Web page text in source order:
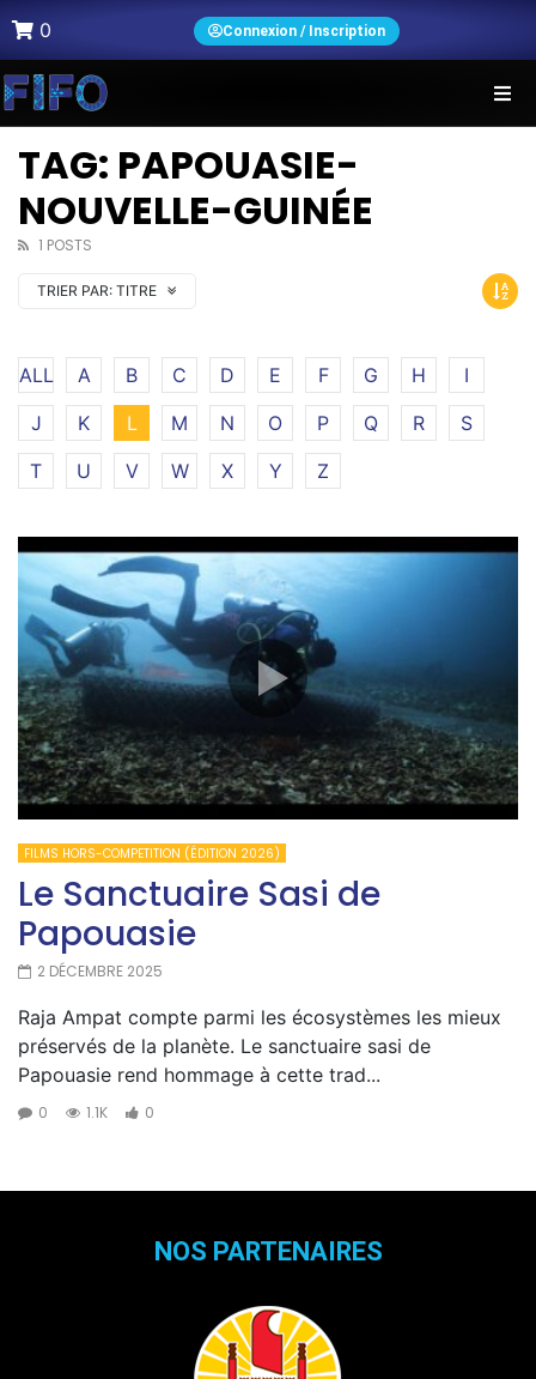
0 Connexion / Inscription
TAG: PAPOUASIE-
NOUVELLE-GUINÉE
1 POSTS
TRIER PAR: TITRE
ALL A B C D E F G H
I
J
K L M N O P Q R
S
T
U V W X Y Z
FILMS HORS-COMPETITION (ÉDITION 2026)
Le Sanctuaire Sasi de
Papouasie
2 DÉCEMBRE 2025
Raja Ampat compte parmi les écosystèmes les mieux
préservés de la planète. Le sanctuaire sasi de
Papouasie rend hommage à cette trad...
0 1.1K 0
NOS PARTENAIRES